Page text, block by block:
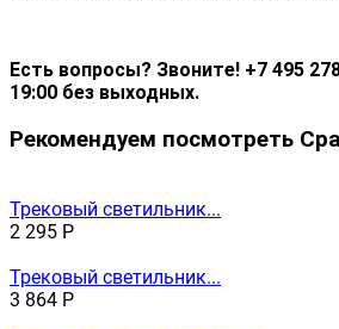
Есть вопросы? Звоните! +7 495
19:00 без выходных.
Рекомендуем посмотреть
Трековый светильник...
2 295 Р
Трековый светильник...
3 864 Р